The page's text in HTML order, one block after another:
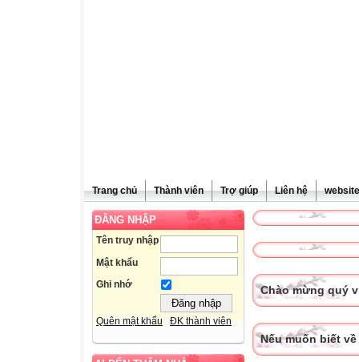
Trang chủ Thành viên Trợ giúp Liên hệ
ĐĂNG NHẬP
Tên truy nhập
Mật khẩu
Ghi nhớ
Quên mật khẩu ĐK thành viên
Chào mừng quý
Nếu muốn biết